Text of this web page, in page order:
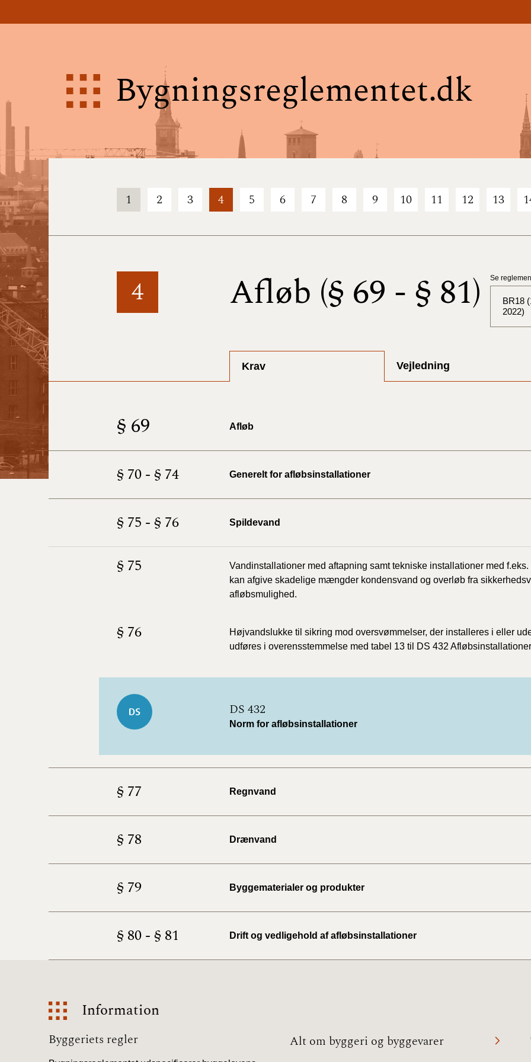
Bygningsreglementet.dk
1 2 3 4 5 6 7 8 9 10 11 12 13
4 Afløb (§ 69 - § 81) Se
BR18
2022)
2025)
2024)
BR18
2022)
BR18
2020)
2018)
Krav Vejledning
§ 69 Afløb
§ 70 - § 74 Generelt for afløbsinstallationer
§ 75 - § 76 Spildevand
§ 75 Vandinstallationer med aftapning samt tekniske installationer med
kan afgive skadelige mængder kondensvand og overløb fra
afløbsmulighed.
§ 76 Højvandslukke til sikring mod oversvømmelser, der installeres i eller
udføres i overensstemmelse med tabel 13 til DS 432
DS 432
Norm for afløbsinstallationer
§ 77 Regnvand
§ 78 Drænvand
§ 79 Byggematerialer og produkter
§ 80 - § 81 Drift og vedligehold af afløbsinstallationer
Information
Information
Byggeriets regler Alt om byggeri og byggevarer